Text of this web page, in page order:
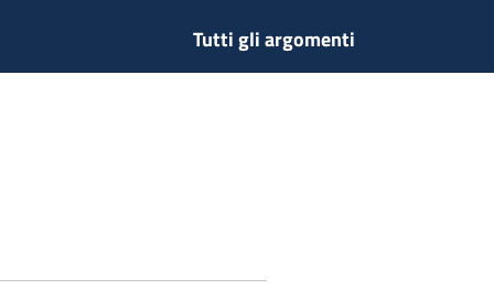
Tutti gli argomenti